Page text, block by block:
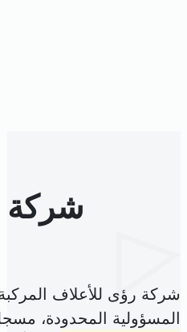
شركة
شركة رؤى للأعلاف
المسؤولية المحدودة،